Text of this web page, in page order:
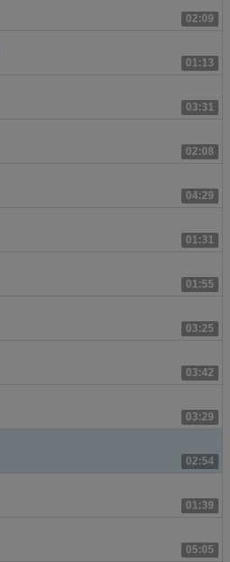
02:09
01:13
03:31
02:08
04:29
01:31
01:55
03:25
03:42
03:29
02:54
01:39
05:05